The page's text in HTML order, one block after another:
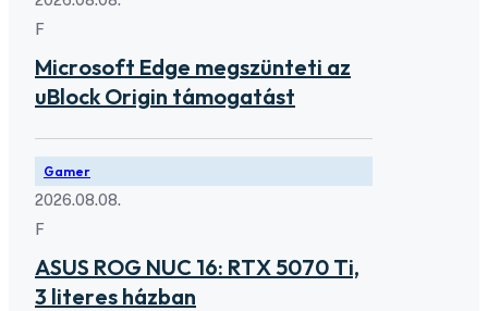
F
Microsoft Edge megszünteti az
uBlock Origin támogatást
Gamer
2026.08.08.
F
ASUS ROG NUC 16: RTX 5070 Ti,
3 literes házban